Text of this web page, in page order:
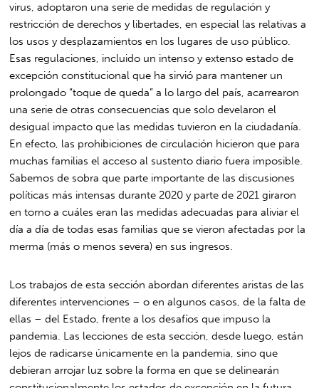
virus, adoptaron una serie de medidas de regulación y
restricción de derechos y libertades, en especial las relativas a
los usos y desplazamientos en los lugares de uso público.
Esas regulaciones, incluido un intenso y extenso estado de
excepción constitucional que ha sirvió para mantener un
prolongado “toque de queda” a lo largo del país, acarrearon
una serie de otras consecuencias que solo develaron el
desigual impacto que las medidas tuvieron en la ciudadanía.
En efecto, las prohibiciones de circulación hicieron que para
muchas familias el acceso al sustento diario fuera imposible.
Sabemos de sobra que parte importante de las discusiones
políticas más intensas durante 2020 y parte de 2021 giraron
en torno a cuáles eran las medidas adecuadas para aliviar el
día a día de todas esas familias que se vieron afectadas por la
merma (más o menos severa) en sus ingresos.
Los trabajos de esta sección abordan diferentes aristas de las
diferentes intervenciones – o en algunos casos, de la falta de
ellas – del Estado, frente a los desafíos que impuso la
pandemia. Las lecciones de esta sección, desde luego, están
lejos de radicarse únicamente en la pandemia, sino que
debieran arrojar luz sobre la forma en que se delinearán